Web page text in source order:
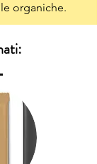
organiche.
rodiola